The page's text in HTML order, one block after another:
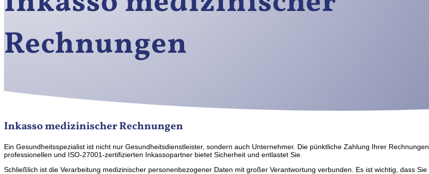
Rechnungen
Inkasso medizinischer Rechnungen
Ein Gesundheitsspezialist ist nicht nur Gesundheitsdienstleister, sondern auch Unternehmer. Die pünktliche Zahlung Ihrer
professionellen und ISO-27001-zertifizierten Inkassopartner bietet Sicherheit und entlastet Sie.
Schließlich ist die Verarbeitung medizinischer personenbezogener Daten mit großer Verantwortung verbunden. Es ist wichtig, dass